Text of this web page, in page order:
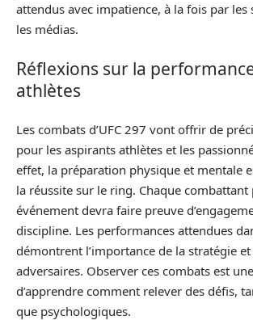
attendus avec impatience, à la fois par les
les médias.
Réflexions sur la
athlètes
Les combats d’UFC 297 vont offrir de
pour les aspirants athlètes et les
effet, la préparation physique et mentale
la réussite sur le ring. Chaque
événement devra faire preuve
discipline. Les performances attendues
démontrent l’importance de la stratégie et
adversaires. Observer ces combats est
d’apprendre comment relever des défis,
que psychologiques.